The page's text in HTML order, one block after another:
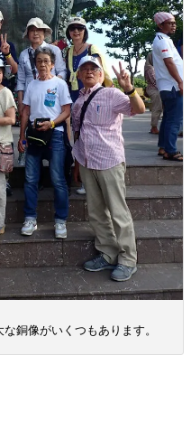
銅像がいくつもあります。